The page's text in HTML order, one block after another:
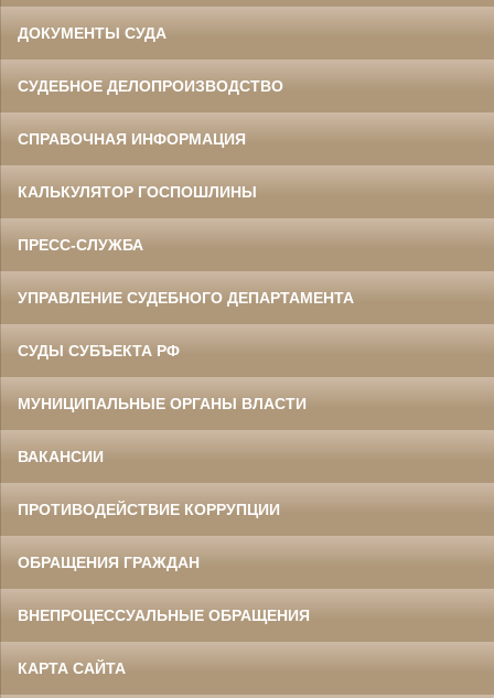
ДОКУМЕНТЫ СУДА
СУДЕБНОЕ ДЕЛОПРОИЗВОДСТВО
СПРАВОЧНАЯ ИНФОРМАЦИЯ
КАЛЬКУЛЯТОР ГОСПОШЛИНЫ
ПРЕСС-СЛУЖБА
УПРАВЛЕНИЕ СУДЕБНОГО ДЕПАРТАМЕНТА
СУДЫ СУБЪЕКТА РФ
МУНИЦИПАЛЬНЫЕ ОРГАНЫ ВЛАСТИ
ВАКАНСИИ
ПРОТИВОДЕЙСТВИЕ КОРРУПЦИИ
ОБРАЩЕНИЯ ГРАЖДАН
ВНЕПРОЦЕССУАЛЬНЫЕ ОБРАЩЕНИЯ
КАРТА САЙТА